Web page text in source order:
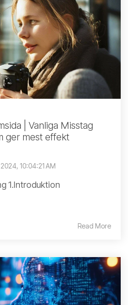
| Vanliga Misstag
ger mest effekt
10:04:21 AM
1.Introduktion
Read More